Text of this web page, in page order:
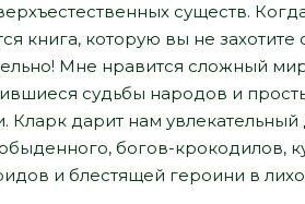
существ.
книга, которую вы не
Мне нравится сложный
судьбы народов и
Кларк дарит нам
богов-крокодилов,
и блестящей героини в